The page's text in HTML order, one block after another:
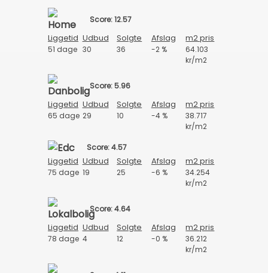
Score: 12.57
Liggetid Udbud Solgte Afslag m2 pris
51 dage 30 36 -2 %
64.103
kr/m2
Score: 5.96
Liggetid Udbud Solgte Afslag m2 pris
65 dage 29 10 -4 %
38.717
kr/m2
Score: 4.57
Liggetid Udbud Solgte Afslag m2 pris
75 dage 19 25 -6 %
34.254
kr/m2
Score: 4.64
Liggetid Udbud Solgte Afslag m2 pris
78 dage 4 12 -0 %
36.212
kr/m2